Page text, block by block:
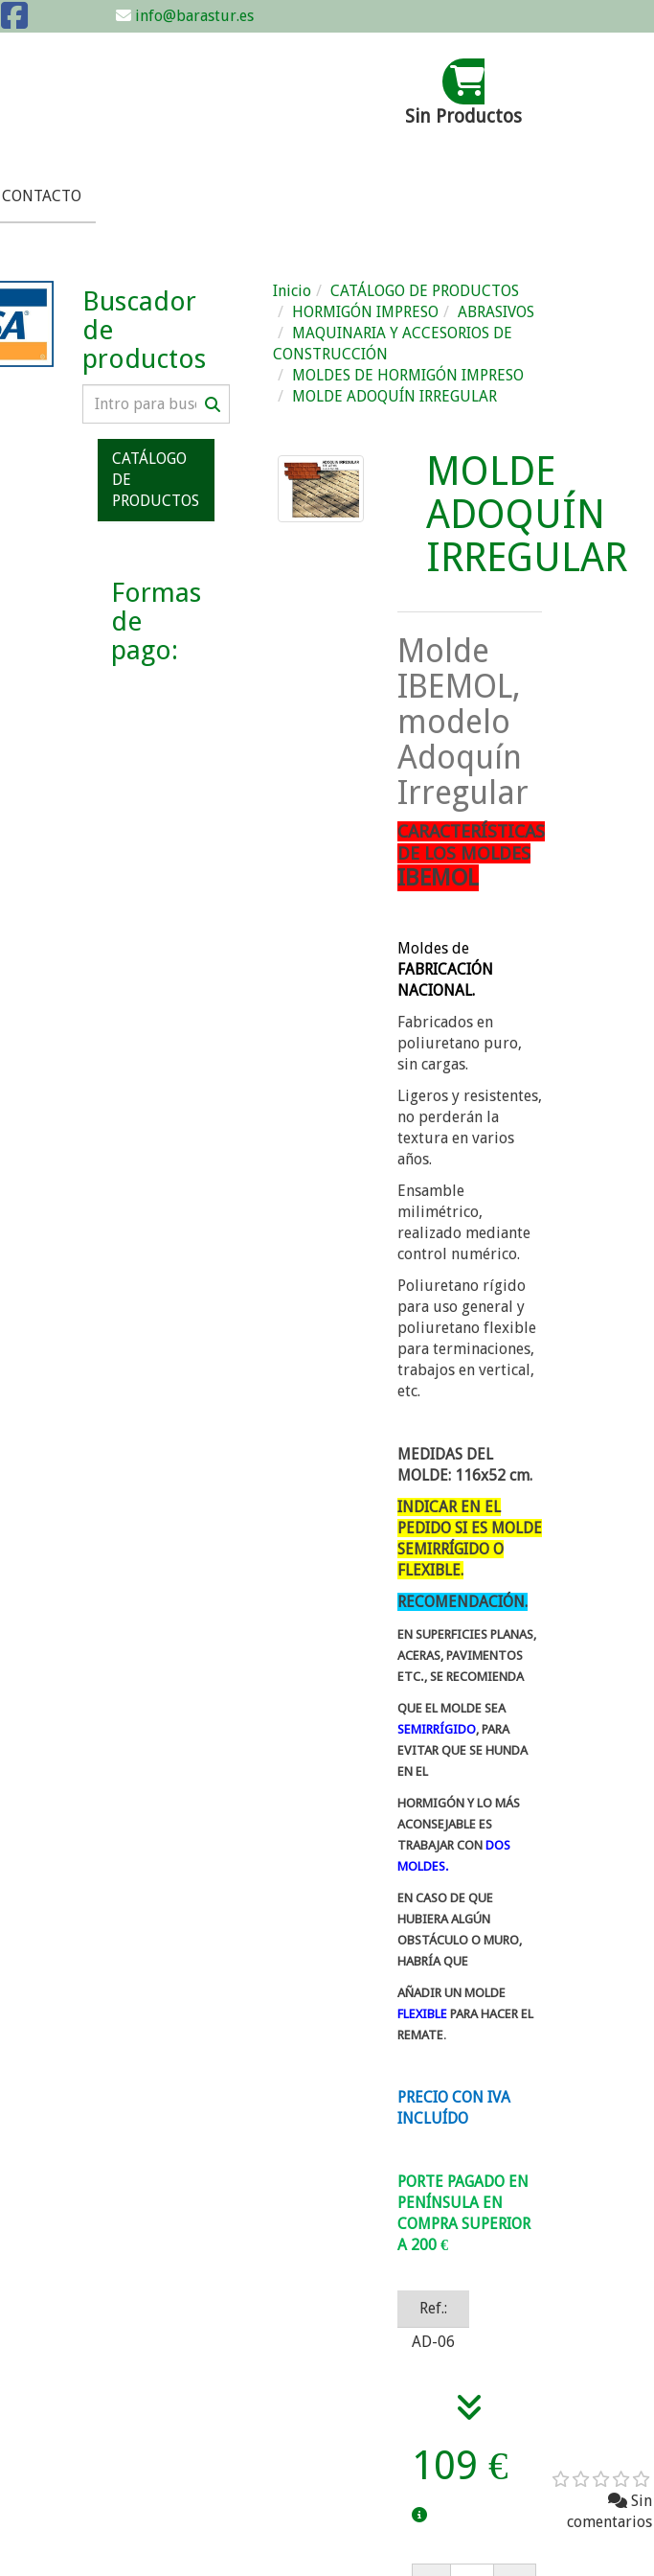
info@barastur.es
Sin Productos
CONTACTO
Inicio
CATÁLOGO DE PRODUCTOS
HORMIGÓN IMPRESO
ABRASIVOS
MAQUINARIA Y ACCESORIOS DE
CONSTRUCCIÓN
MOLDES DE HORMIGÓN IMPRESO
MOLDE ADOQUÍN IRREGULAR
MOLDE
ADOQUÍN
IRREGULAR
Molde
IBEMOL,
modelo
Adoquín
Irregular
CARACTERÍSTICAS
DE LOS MOLDES
IBEMOL
Moldes de
FABRICACIÓN
NACIONAL.
Fabricados en
poliuretano puro,
sin cargas.
Ligeros y resistentes,
no perderán la
textura en varios
años.
Ensamble
milimétrico,
realizado mediante
control numérico.
Poliuretano rígido
para uso general y
poliuretano flexible
para terminaciones,
trabajos en vertical,
etc.
MEDIDAS DEL
MOLDE: 116x52 cm.
INDICAR EN EL
PEDIDO SI ES MOLDE
SEMIRRÍGIDO O
FLEXIBLE.
RECOMENDACIÓN.
EN SUPERFICIES PLANAS,
ACERAS, PAVIMENTOS
ETC., SE RECOMIENDA
QUE EL MOLDE SEA
SEMIRRÍGIDO, PARA
EVITAR QUE SE HUNDA
EN EL
HORMIGÓN Y LO MÁS
ACONSEJABLE ES
TRABAJAR CON DOS
MOLDES.
EN CASO DE QUE
HUBIERA ALGÚN
OBSTÁCULO O MURO,
HABRÍA QUE
AÑADIR UN MOLDE
FLEXIBLEPARA HACER EL
REMATE.
PRECIO CON IVA
INCLUÍDO
PORTE PAGADO EN
PENÍNSULA EN
COMPRA SUPERIOR
A 200 €
Ref.:
AD-06
109 €
Sin
comentarios
Buscador
de
productos
CATÁLOGO
DE
PRODUCTOS
Formas
de
pago: